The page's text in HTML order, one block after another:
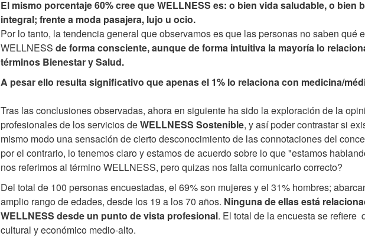
El mismo porcentaje60%cree que WELLNESS es: o bien vida saludable, o bien
integral; frente a moda pasajera, lujo u ocio.
Por lo tanto, la tendencia general que observamos es que las personas no saben qué
WELLNESS de forma consciente,aunque de forma intuitiva la mayoría lo
términos Bienestar y Salud.
A pesar ello resulta significativo que apenas el 1% lo relaciona con medicina/
Tras las conclusiones observadas, ahora en siguiente ha sido la exploración de la
profesionales de los servicios deWELLNESS Sostenible, y así poder contrastar si
mismo modo una sensación de cierto desconocimiento de las connotaciones del
por el contrario, lo tenemos claro y estamos de acuerdo sobre lo que "estamos
nos referimos al término WELLNESS, pero quizas nos falta comunicarlo correcto?
Del total de 100 personas encuestadas, el 69% son mujeres y el 31% hombres;
amplio rango de edades, desde los 19 a los 70 años. Ninguna de ellas está
WELLNESS desde un punto de vista profesional. El total de la encuesta se refiere
cultural y económico medio-alto.